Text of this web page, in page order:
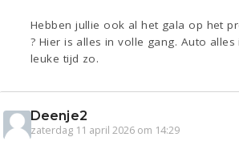
Hebben jullie ook al het gala op het
? Hier is alles in volle gang. Auto
leuke tijd zo.
Deenje2
zaterdag 11 april 2026 om 14:29